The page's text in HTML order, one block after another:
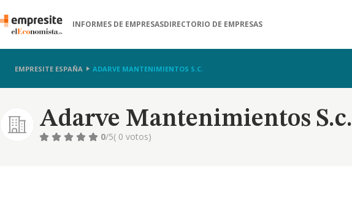
INFORMES DE EMPRESASDIRECTORIO DE EMPRESAS
EMPRESITE ESPAÑA ADARVE MANTENIMIENTOS S.C.
Adarve Mantenimientos S.c.
0/5( 0 votos)